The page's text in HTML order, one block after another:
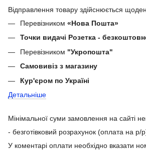
Відправлення товару здійснюється
Перевізником «Нова Пошта»
Точки видачі Розетка -
Перевізником "Укропошта"
Самовивіз з магазину
Кур'єром по Україні
Детальніше
Мінімальної суми замовлення на сайті
- безготівковий розрахунок (оплата на р/
У коментарі оплати необхідно вказати